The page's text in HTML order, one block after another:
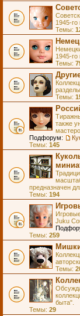
1945-
Темы:
1945-
Темы:
разделы
Темы:
также
Подфорум:
Темы: 145
предназначен
Темы: 194
Juku
Темы: 259
Темы:
быта".
Темы: 29